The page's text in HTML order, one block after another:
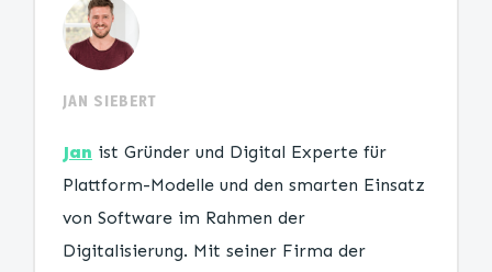
JAN SIEBERT
Jan ist Gründer und Digital Experte für
Plattform-Modelle und den smarten Einsatz
von Software im Rahmen der
Digitalisierung. Mit seiner Firma der